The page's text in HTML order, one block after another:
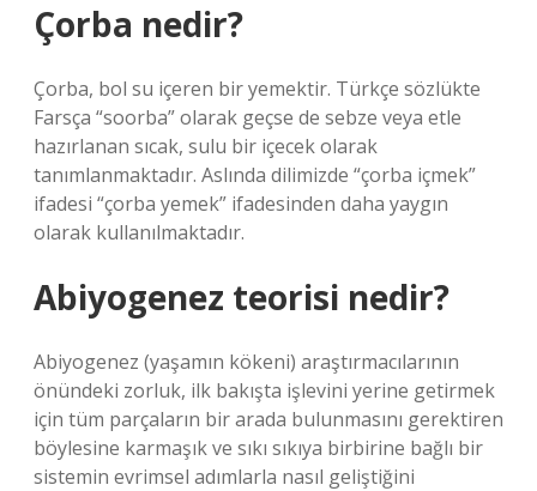
Çorba nedir?
Çorba, bol su içeren bir yemektir. Türkçe sözlükte
Farsça “soorba” olarak geçse de sebze veya etle
hazırlanan sıcak, sulu bir içecek olarak
tanımlanmaktadır. Aslında dilimizde “çorba içmek”
ifadesi “çorba yemek” ifadesinden daha yaygın
olarak kullanılmaktadır.
Abiyogenez teorisi nedir?
Abiyogenez (yaşamın kökeni) araştırmacılarının
önündeki zorluk, ilk bakışta işlevini yerine getirmek
için tüm parçaların bir arada bulunmasını gerektiren
böylesine karmaşık ve sıkı sıkıya birbirine bağlı bir
sistemin evrimsel adımlarla nasıl geliştiğini